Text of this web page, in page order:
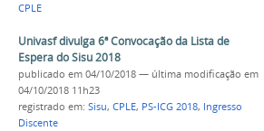
CPLE
Univasf divulga 6ª Convocação da Lista de
Espera do Sisu 2018
publicado em 04/10/2018 — última modificação em
04/10/2018 11h23
registrado em: Sisu, CPLE, PS-ICG 2018, Ingresso
Discente